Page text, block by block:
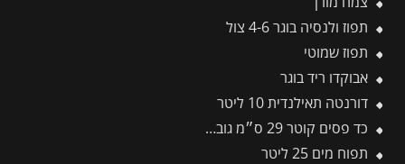
תפוז ולנסיה בוגר 4-6 צול
תפוז שמוטי
אבוקדו ריד בוגר
דורנטה תאילנדית 10 ליטר
כד פסים קוטר 29 ס״מ גובה 29 ס״מ שחור
תפוח מים 25 ליטר